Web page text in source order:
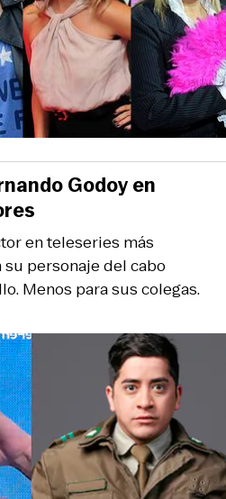
en teleseries más
personaje del cabo
Menos para sus colegas.
Godoy en